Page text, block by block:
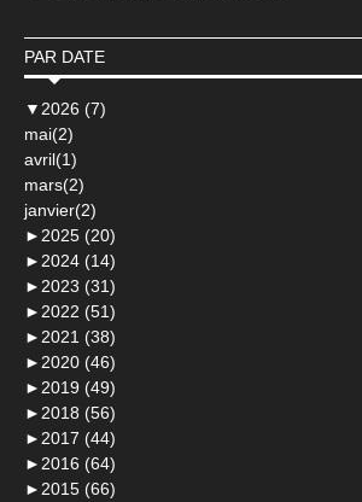
PAR DATE
▼ 2026 (7)
mai(2)
avril(1)
mars(2)
janvier(2)
► 2025 (20)
► 2024 (14)
► 2023 (31)
► 2022 (51)
► 2021 (38)
► 2020 (46)
► 2019 (49)
► 2018 (56)
► 2017 (44)
► 2016 (64)
► 2015 (66)